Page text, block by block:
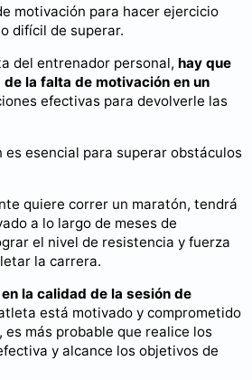
motivación para hacer ejercicio
difícil de superar.
del entrenador personal, hay que
la falta de motivación en un
efectivas para devolverle las
es esencial para superar obstáculos
quiere correr un maratón, tendrá
a lo largo de meses de
el nivel de resistencia y fuerza
la carrera.
la calidad de la sesión de
está motivado y comprometido
más probable que realice los
y alcance los objetivos de